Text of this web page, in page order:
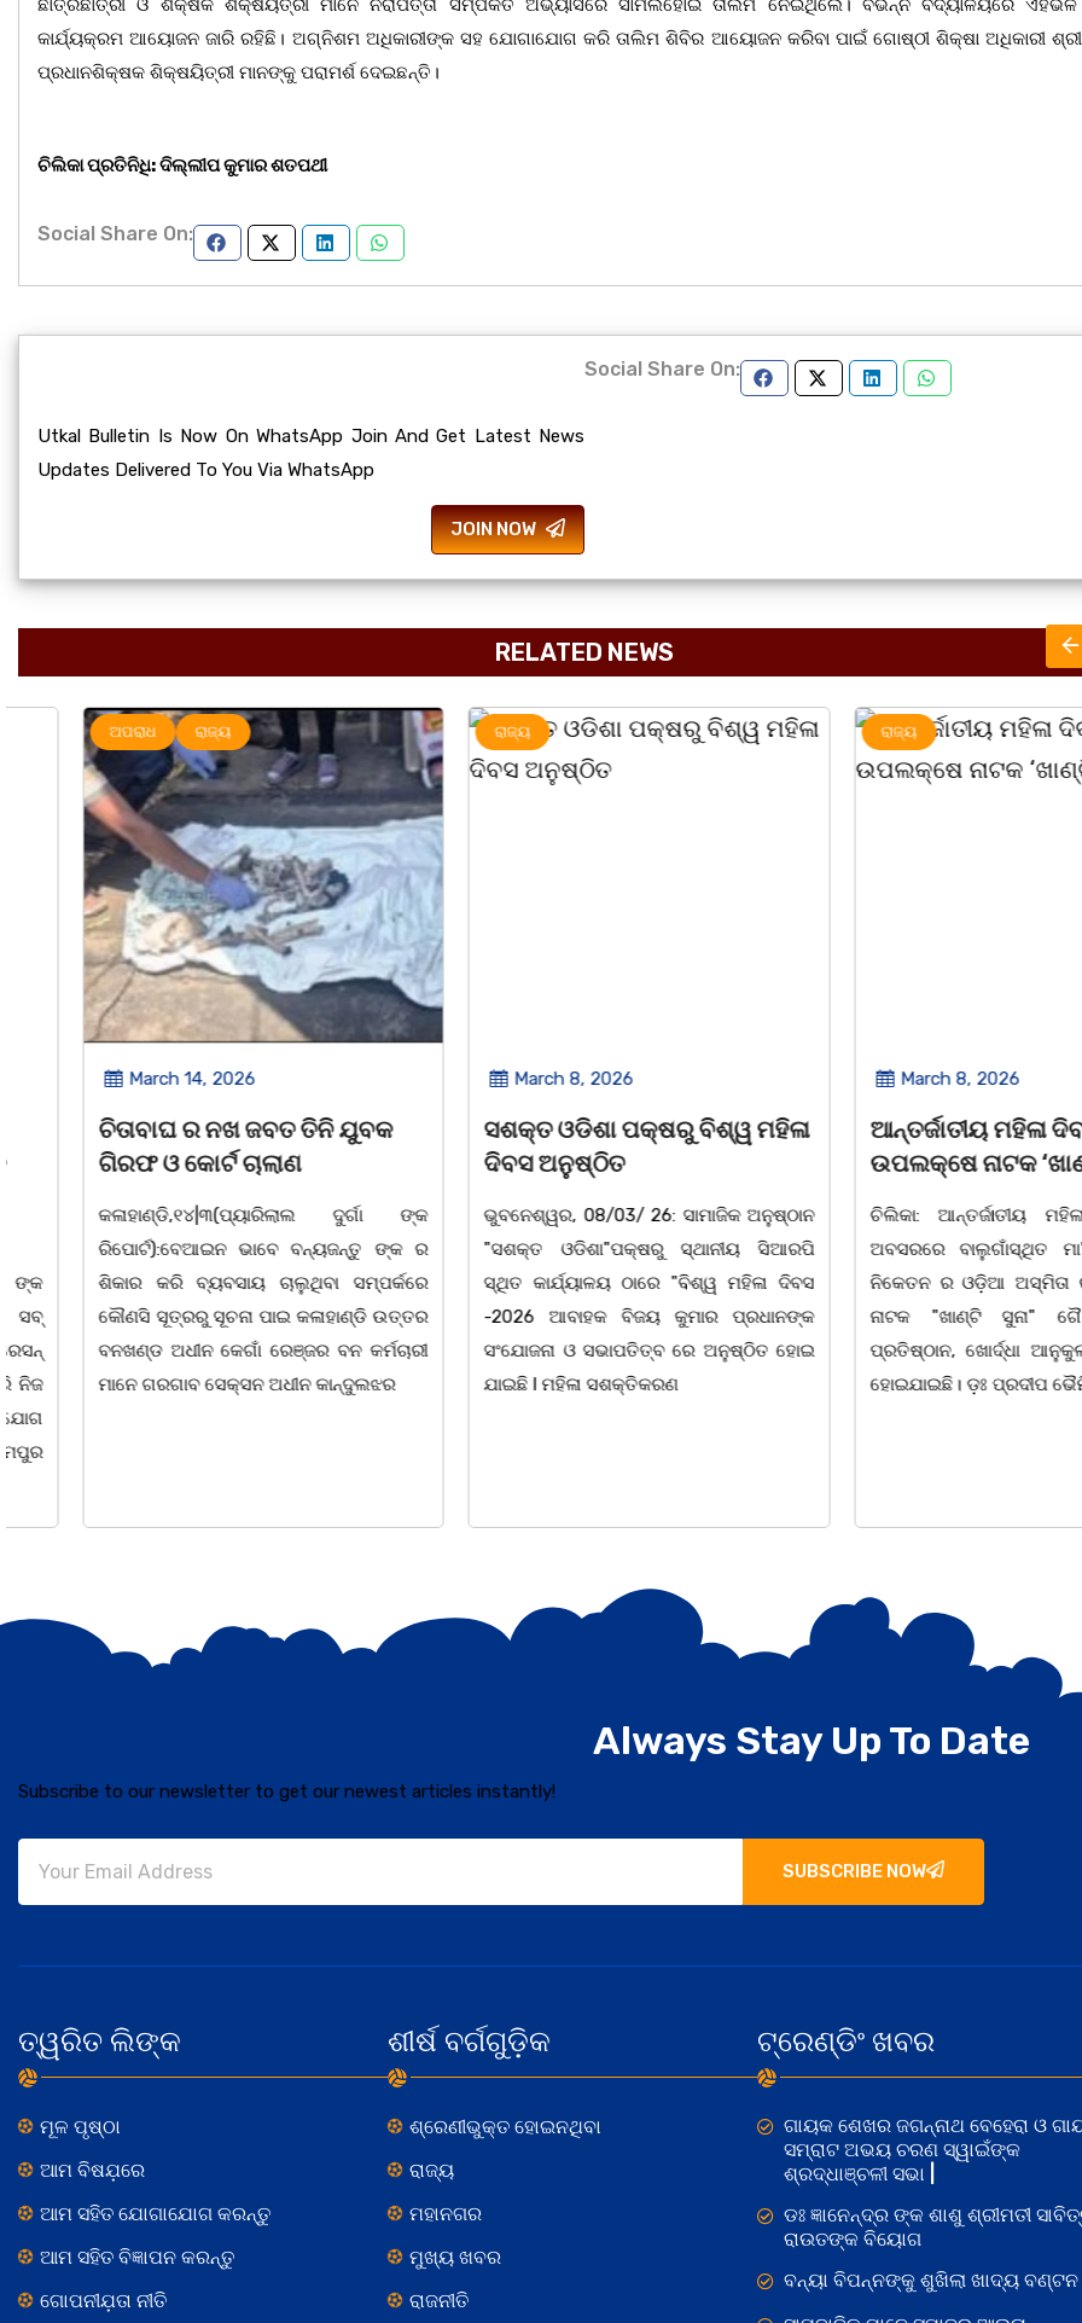
କାର୍ଯ୍ୟକ୍ରମ ଆୟୋଜନ ଜାରି ରହିଛି। ଅଗ୍ନିଶମ ଅଧିକାରୀଙ୍କ ସହ ଯୋଗାଯୋଗ କରି ତାଲିମ ଶିବିର ଆୟୋଜନ କରିବା ପାଇଁ ଗୋଷ୍ଠୀ ଶିକ୍ଷା ଅଧିକାରୀ
ପ୍ରଧାନଶିକ୍ଷକ ଶିକ୍ଷୟିତ୍ରୀ ମାନଙ୍କୁ ପରାମର୍ଶ ଦେଇଛନ୍ତି।
ଚିଲିକା ପ୍ରତିନିଧି: ଦିଲ୍ଲୀପ କୁମାର ଶତପଥୀ
Social Share On:
Utkal Bulletin Is Now On WhatsApp Join And Get Latest News
Updates Delivered To You Via WhatsApp
JOIN NOW
Social Share On:
RELATED NEWS
ଅପରାଧ ରାଜ୍ୟ
March 14, 2026
ଚିତାବାଘ ର ନଖ ଜବତ ତିନି ଯୁବକ
ଗିରଫ ଓ କୋର୍ଟ ଚାଲାଣ
କଳାହାଣ୍ଡି,୧୪|୩(ପ୍ୟାରିଲାଲ ଦୁର୍ଗା ଙ୍କ
ରିପୋର୍ଟ):ବେଆଇନ ଭାବେ ବନ୍ୟଜନ୍ତୁ ଙ୍କ ର
ଶିକାର କରି ବ୍ୟବସାୟ ଚାଲୁଥିବା ସମ୍ପର୍କରେ
କୌଣସି ସୂତ୍ରରୁ ସୂଚନା ପାଇ କଳାହାଣ୍ଡି ଉତ୍ତର
ବନଖଣ୍ଡ ଅଧୀନ କେଗାଁ ରେଞ୍ଜର ବନ କର୍ମଚାରୀ
ମାନେ ଗରଗାବ ସେକ୍ସନ ଅଧୀନ କାନ୍ଦୁଲଝର
ରାଜ୍ୟ
March 8, 2026
ସଶକ୍ତ ଓଡିଶା ପକ୍ଷରୁ ବିଶ୍ୱ ମହିଳା
ଦିବସ ଅନୁଷ୍ଠିତ
ଭୁବନେଶ୍ୱର, 08/03/ 26: ସାମାଜିକ ଅନୁଷ୍ଠାନ
"ସଶକ୍ତ ଓଡିଶା"ପକ୍ଷରୁ ସ୍ଥାନୀୟ ସିଆରପି
ସ୍ଥିତ କାର୍ଯ୍ୟାଳୟ ଠାରେ "ବିଶ୍ୱ ମହିଳା ଦିବସ
-2026 ଆବାହକ ବିଜୟ କୁମାର ପ୍ରଧାନଙ୍କ
ସଂଯୋଜନା ଓ ସଭାପତିତ୍ବ ରେ ଅନୁଷ୍ଠିତ ହୋଇ
ଯାଇଛି l ମହିଳା ସଶକ୍ତିକରଣ
ରାଜ୍ୟ
March 8, 2026
ଆନ୍ତର୍ଜାତୀୟ ମହିଳା ଦିବସ
ଉପଲକ୍ଷେ ନାଟକ ‘ଖାଣ୍ଟି
ଚିଲିକା: ଆନ୍ତର୍ଜାତୀୟ ମହିଳା
ଅବସରରେ ବାଲୁଗାଁସ୍ଥିତ ମା'
ନିକେତନ ର ଓଡ଼ିଆ ଅସ୍ମିତା ଉପରେ
ନାଟକ "ଖାଣ୍ଟି ସୁନା" ଗୈ।ରୀ
ପ୍ରତିଷ୍ଠାନ, ଖୋର୍ଦ୍ଧା ଆନୁକୁଲ୍ୟରେ
ହୋଇଯାଇଛି। ଡ଼ଃ ପ୍ରଦୀପ ଭୈମିକ ଙ୍କ
Always Stay Up To Date
Subscribe to our newsletter to get our newest articles instantly!
SUBSCRIBE NOW
ତ୍ୱରିତ ଲିଙ୍କ
ମୂଳ ପୃଷ୍ଠା
ଆମ ବିଷଯ଼ରେ
ଆମ ସହିତ ଯୋଗାଯୋଗ କରନ୍ତୁ
ଆମ ସହିତ ବିଜ୍ଞାପନ କରନ୍ତୁ
ଗୋପନୀଯ଼ତା ନୀତି
ଶୀର୍ଷ ବର୍ଗଗୁଡ଼ିକ
ଶ୍ରେଣୀଭୁକ୍ତ ହୋଇନଥିବା
ରାଜ୍ୟ
ମହାନଗର
ମୁଖ୍ୟ ଖବର
ରାଜନୀତି
ଟ୍ରେଣ୍ଡିଂ ଖବର
ଗାୟକ ଶେଖର ଜଗନ୍ନାଥ ବେହେରା ଓ
ସମ୍ରାଟ ଅଭୟ ଚରଣ ସ୍ୱାଇଁଙ୍କ
ଶ୍ରଦ୍ଧାଞ୍ଚଳୀ ସଭା |
ଡଃ ଜ୍ଞାନେନ୍ଦ୍ର ଙ୍କ ଶାଶୁ ଶ୍ରୀମତୀ
ରାଉତଙ୍କ ବିୟୋଗ
ବନ୍ୟା ବିପନ୍ନଙ୍କୁ ଶୁଖିଲା ଖାଦ୍ୟ ବଣ୍ଟନ